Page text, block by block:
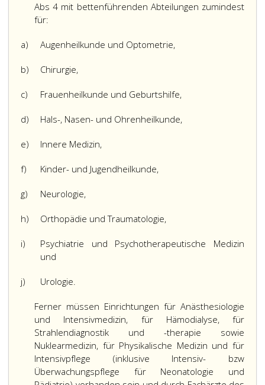
Abs 4 mit bettenführenden Abteilungen zumindest
für:
a) Augenheilkunde und Optometrie,
b) Chirurgie,
c) Frauenheilkunde und Geburtshilfe,
d) Hals-, Nasen- und Ohrenheilkunde,
e) Innere Medizin,
f) Kinder- und Jugendheilkunde,
g) Neurologie,
h) Orthopädie und Traumatologie,
i)
Psychiatrie und Psychotherapeutische Medizin
und
j) Urologie.
Ferner müssen Einrichtungen für Anästhesiologie
und Intensivmedizin, für Hämodialyse, für
Strahlendiagnostik und -therapie sowie
Nuklearmedizin, für Physikalische Medizin und für
Intensivpflege (inklusive Intensiv- bzw
Überwachungspflege für Neonatologie und